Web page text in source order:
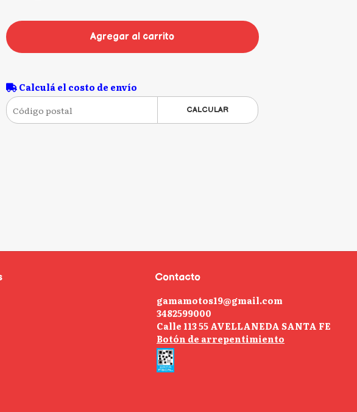
Agregar al carrito
Calculá el costo de envío
CALCULAR
Contacto
gamamotos19@gmail.com
3482599000
Calle 113 55 AVELLANEDA SANTA FE
Botón de arrepentimiento